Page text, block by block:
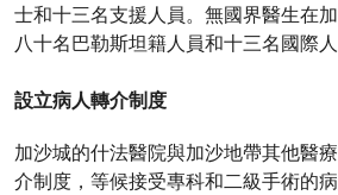
士和十三名支援人員。無國界醫生在
八十名巴勒斯坦籍人員和十三名國際人
設立病人轉介制度
加沙城的什法醫院與加沙地帶其他醫
介制度，等候接受專科和二級手術的